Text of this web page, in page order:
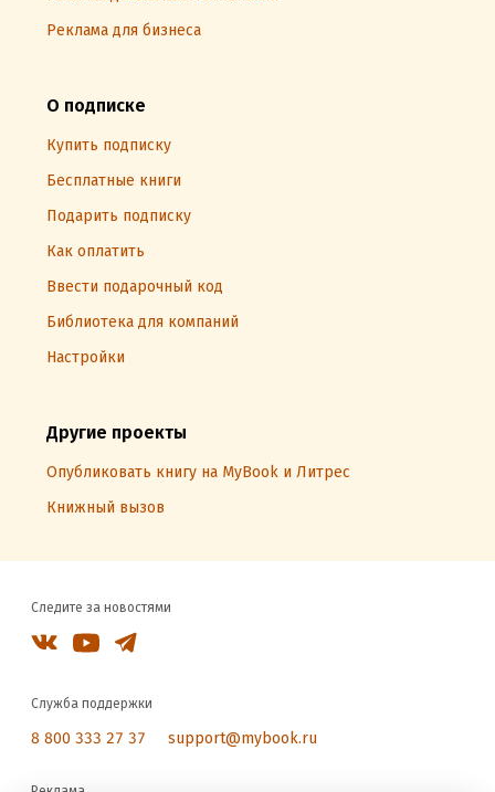
Реклама для бизнеса
О подписке
Купить подписку
Бесплатные книги
Подарить подписку
Как оплатить
Ввести подарочный код
Библиотека для компаний
Настройки
Другие проекты
Опубликовать книгу на MyBook и Литрес
Книжный вызов
Следите за новостями
Служба поддержки
8 800 333 27 37 support@mybook.ru